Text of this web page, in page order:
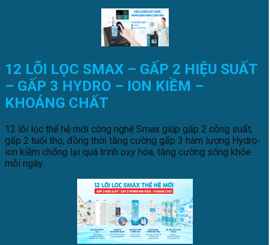
12 LÕI LỌC SMAX – GẤP 2 HIỆU SUẤT
– GẤP 3 HYDRO – ION KIỀM –
KHOÁNG CHẤT
12 lõi lọc thế hệ mới công nghệ Smax giúp gấp 2 công suất,
gấp 2 tuổi thọ, đồng thời tăng cường gấp 3 hàm lượng Hydro-
ion kiềm chống lại quá trình oxy hóa, tăng cường sống khỏe
mỗi ngày.